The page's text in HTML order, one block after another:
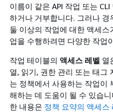
이름이 같은 API 작업 또는
하거나 거부합니다. 그러나 경
둘 이상의 작업에 대한 액세
업을 수행하려면 다양한 작업
작업 테이블의 액세스 레벨 열
열, 읽기, 권한 관리 또는 태그
는 정책에서 사용하는 작업이
해하는 데 도움이 될 수 있습
한 내용은 정책 요약의 액세스